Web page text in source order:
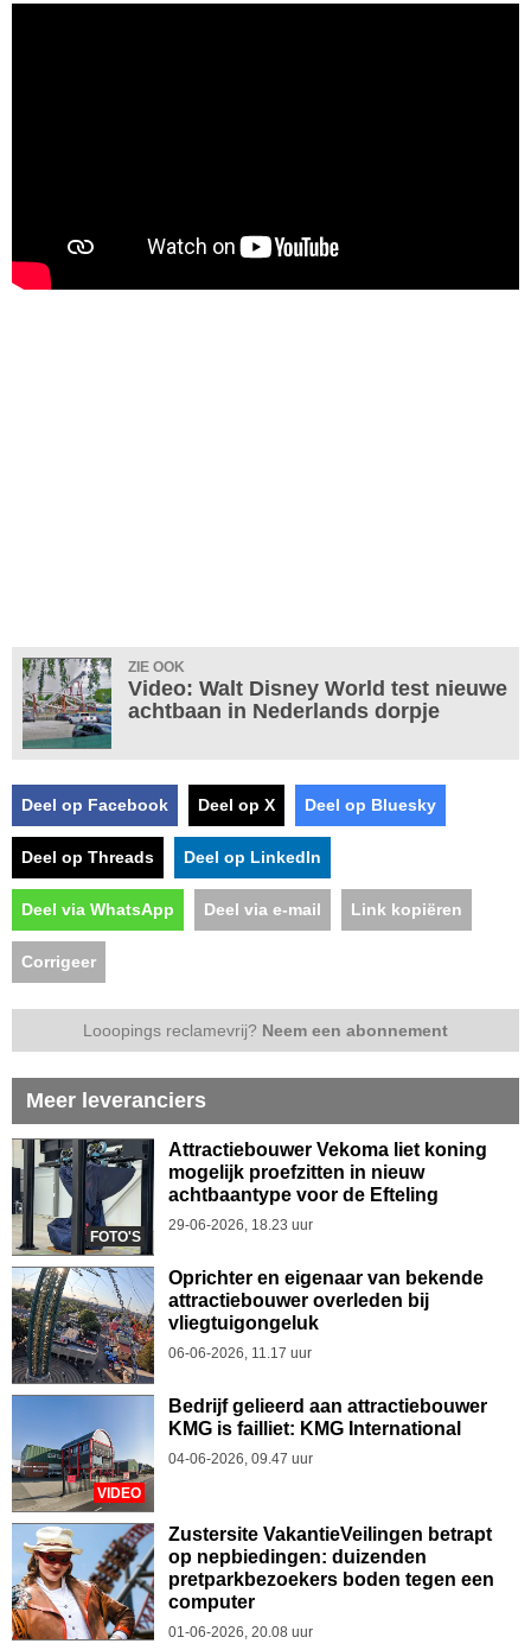
ZIE OOK
Video: Walt Disney World test nieuwe
achtbaan in Nederlands dorpje
Deel op Facebook Deel op X Deel op Bluesky
Deel op Threads Deel op LinkedIn
Deel via WhatsApp Deel via e-mail Link kopiëren
Corrigeer
Looopings reclamevrij? Neem een abonnement
Meer leveranciers
FOTO'S
Attractiebouwer Vekoma liet koning
mogelijk proefzitten in nieuw
achtbaantype voor de Efteling
29-06-2026, 18.23 uur
Oprichter en eigenaar van bekende
attractiebouwer overleden bij
vliegtuigongeluk
06-06-2026, 11.17 uur
VIDEO
Bedrijf gelieerd aan attractiebouwer
KMG is failliet: KMG International
04-06-2026, 09.47 uur
Zustersite VakantieVeilingen betrapt
op nepbiedingen: duizenden
pretparkbezoekers boden tegen een
computer
01-06-2026, 20.08 uur